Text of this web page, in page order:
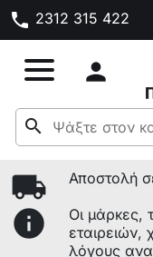
phone 2312 315 422

search
local_shipping Αποστολή
info
Οι μάρκες,
εταιρειών,
λόγους